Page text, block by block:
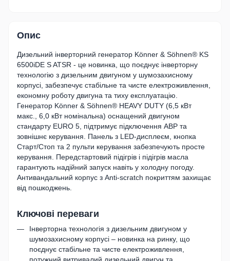
Опис
Дизельний інверторний генератор Könner & Söhnen® KS
6500iDE S ATSR - це новинка, що поєднує інверторну
технологію з дизельним двигуном у шумозахисному
корпусі, забезпечує стабільне та чисте електроживлення,
економну роботу двигуна та тиху експлуатацію.
Генератор Könner & Söhnen® HEAVY DUTY (6,5 кВт
макс., 6,0 кВт номінальна) оснащений двигуном
стандарту EURO 5, підтримує підключення АВР та
зовнішнє керування. Панель з LED-дисплеєм, кнопка
Старт/Стоп та 2 пульти керування забезпечують просте
керування. Передстартовий підігрів і підігрів масла
гарантують надійний запуск навіть у холодну погоду.
Антивандальний корпус з Anti-scratch покриттям захищає
від пошкоджень.
Ключові переваги
Інверторна технологія з дизельним двигуном у
шумозахисному корпусі – новинка на ринку, що
поєднує стабільне та чисте електроживлення,